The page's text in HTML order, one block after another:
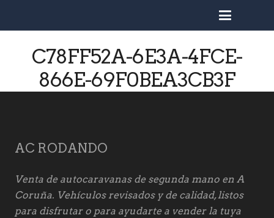
C78FF52A-6E3A-4FCE-
866E-69F0BEA3CB3F
AC RODANDO
Venta de autocaravanas de segunda mano en A
Coruña. Vehículos revisados y de calidad, listos
para disfrutar o para ayudarte a vender la tuya